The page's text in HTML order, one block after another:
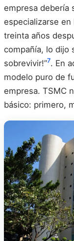
empresa debería
especializarse
treinta años
compañía, lo dijo
sobrevivir!”7. En
modelo puro de
empresa. TSMC
básico: primero,